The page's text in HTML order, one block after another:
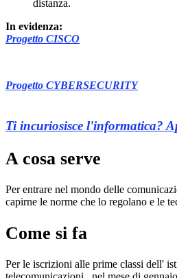
distanza.
In evidenza:
Progetto CISCO
Progetto CYBERSECURITY
Ti incuriosisce l'informatica?
A cosa serve
Per entrare nel mondo delle
capirne le norme che lo regolano e le
Come si fa
Per le iscrizioni alle prime classi dell'